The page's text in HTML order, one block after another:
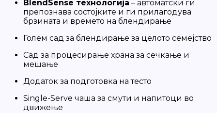
BlendSense технологија – автоматски ги
препознава состојките и ги прилагодува
брзината и времето на блендирање
Голем сад за блендирање за целото семејство
Сад за процесирање храна за сечкање и
мешање
Додаток за подготовка на тесто
Single-Serve чаша за смути и напитоци во
движење